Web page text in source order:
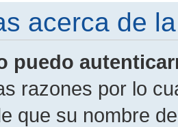
acerca de
puedo
razones por lo
que su nombre